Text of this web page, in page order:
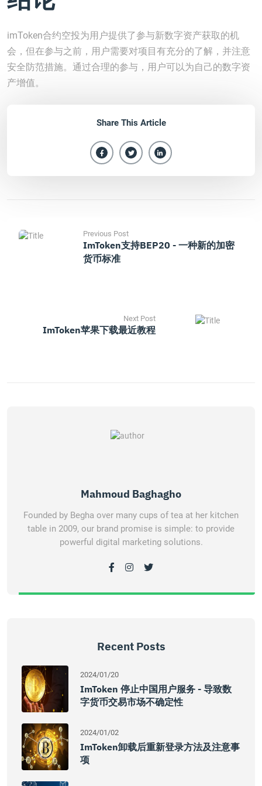
imToken合约空投为用户提供了参与新数字资产获取的机
会，但在参与之前，用户需要对项目有充分的了解，并注意
安全防范措施。通过合理的参与，用户可以为自己的数字资
产增值。
Share This Article
Previous Post
ImToken支持BEP20 - 一种新的加密
货币标准
Next Post
ImToken苹果下载最近教程
Mahmoud Baghagho
Founded by Begha over many cups of tea at her kitchen
table in 2009, our brand promise is simple: to provide
powerful digital marketing solutions.
Recent Posts
2024/01/20
ImToken 停止中国用户服务 - 导致数
字货币交易市场不确定性
2024/01/02
ImToken卸载后重新登录方法及注意事
项